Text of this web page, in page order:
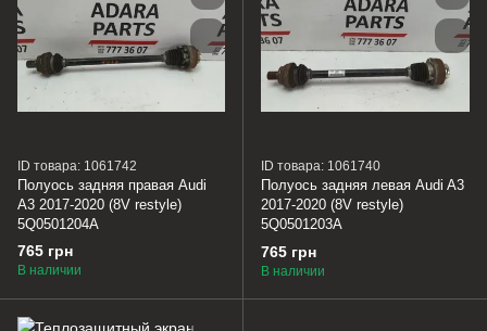
ID товара: 1061742
Полуось задняя правая Audi
A3 2017-2020 (8V restyle)
5Q0501204A
765 грн
В наличии
ID товара: 1061740
Полуось задняя левая Audi A3
2017-2020 (8V restyle)
5Q0501203A
765 грн
В наличии